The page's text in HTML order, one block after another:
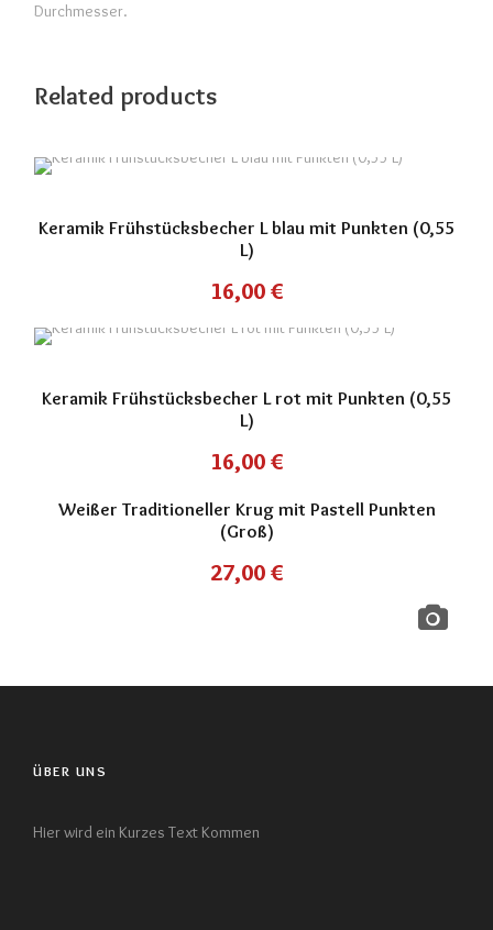
Durchmesser.
Related products
Keramik Frühstücksbecher L blau mit Punkten (0,55
L)
16,00 €
Keramik Frühstücksbecher L rot mit Punkten (0,55
L)
16,00 €
Weißer Traditioneller Krug mit Pastell Punkten
(Groß)
27,00 €
ÜBER UNS
Hier wird ein Kurzes Text Kommen